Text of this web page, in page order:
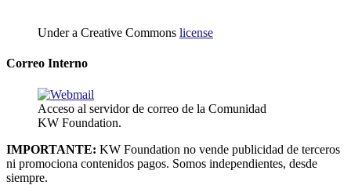
Under a Creative Commons license
Correo Interno
Acceso al servidor de correo de la Comunidad
KW Foundation.
IMPORTANTE: KW Foundation no vende publicidad de terceros
ni promociona contenidos pagos. Somos independientes, desde
siempre.